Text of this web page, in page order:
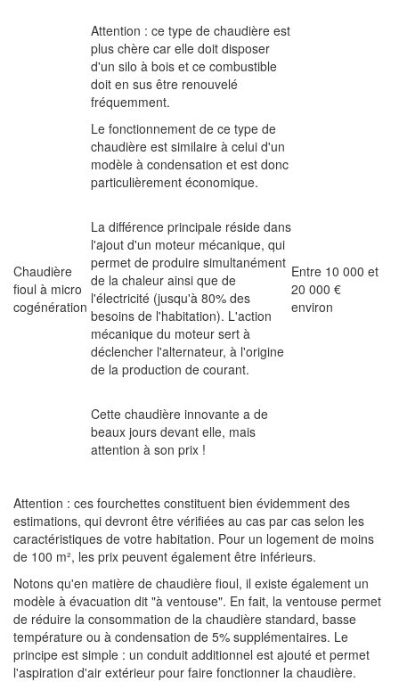
Attention : ce type de chaudière est
plus chère car elle doit disposer
d'un silo à bois et ce combustible
doit en sus être renouvelé
fréquemment.
Chaudière
fioul à micro
cogénération
Le fonctionnement de ce type de
chaudière est similaire à celui d'un
modèle à condensation et est donc
particulièrement économique.
La différence principale réside dans
l'ajout d'un moteur mécanique, qui
permet de produire simultanément
de la chaleur ainsi que de
l'électricité (jusqu'à 80% des
besoins de l'habitation). L'action
mécanique du moteur sert à
déclencher l'alternateur, à l'origine
de la production de courant.
Cette chaudière innovante a de
beaux jours devant elle, mais
attention à son prix !
Entre 10 000 et
20 000 €
environ
Attention : ces fourchettes constituent bien évidemment des
estimations, qui devront être vérifiées au cas par cas selon les
caractéristiques de votre habitation. Pour un logement de moins
de 100 m², les prix peuvent également être inférieurs.
Notons qu'en matière de chaudière fioul, il existe également un
modèle à évacuation dit "à ventouse". En fait, la ventouse permet
de réduire la consommation de la chaudière standard, basse
température ou à condensation de 5% supplémentaires. Le
principe est simple : un conduit additionnel est ajouté et permet
l'aspiration d'air extérieur pour faire fonctionner la chaudière.